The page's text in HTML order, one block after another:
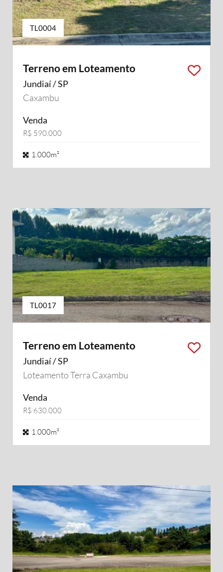
TL0004
Terreno em Loteamento
Jundiaí / SP
Caxambu
Venda
R$ 590.000
1.000m²
TL0017
Terreno em Loteamento
Jundiaí / SP
Loteamento Terra Caxambu
Venda
R$ 630.000
1.000m²